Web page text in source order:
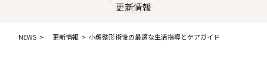
更新情報
NEWS 更新情報 小顔整形術後の最適な生活指導とケアガイド